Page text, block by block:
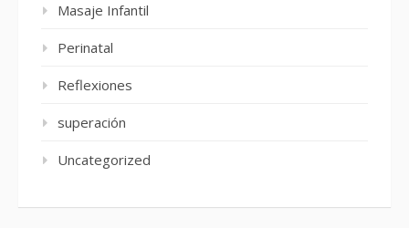
Masaje Infantil
Perinatal
Reflexiones
superación
Uncategorized